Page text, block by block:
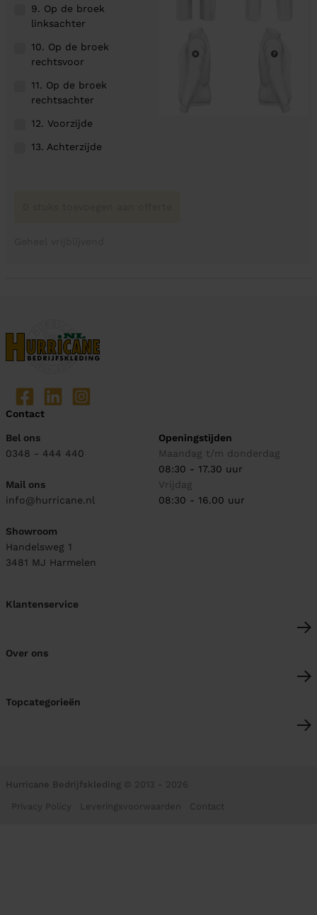
9. Op de broek
linksachter
10. Op de broek
rechtsvoor
11. Op de broek
rechtsachter
12. Voorzijde
13. Achterzijde
Contact
Bel ons
0348 - 444 440
Mail ons
info@hurricane.nl
Showroom
Handelsweg 1
3481 MJ Harmelen
Openingstijden
Maandag t/m donderdag
08:30 - 17.30 uur
Vrijdag
08:30 - 16.00 uur
Klantenservice
Over ons
Topcategorieën
Hurricane Bedrijfskleding © 2013 - 2026
Privacy Policy Leveringsvoorwaarden Contact